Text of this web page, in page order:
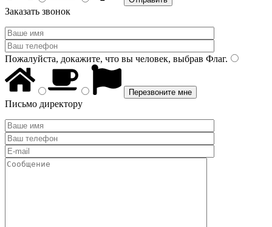
Заказать звонок
Пожалуйста, докажите, что вы человек, выбрав Флаг.
Письмо директору